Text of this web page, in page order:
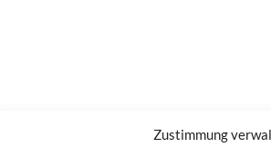
Zustimmung